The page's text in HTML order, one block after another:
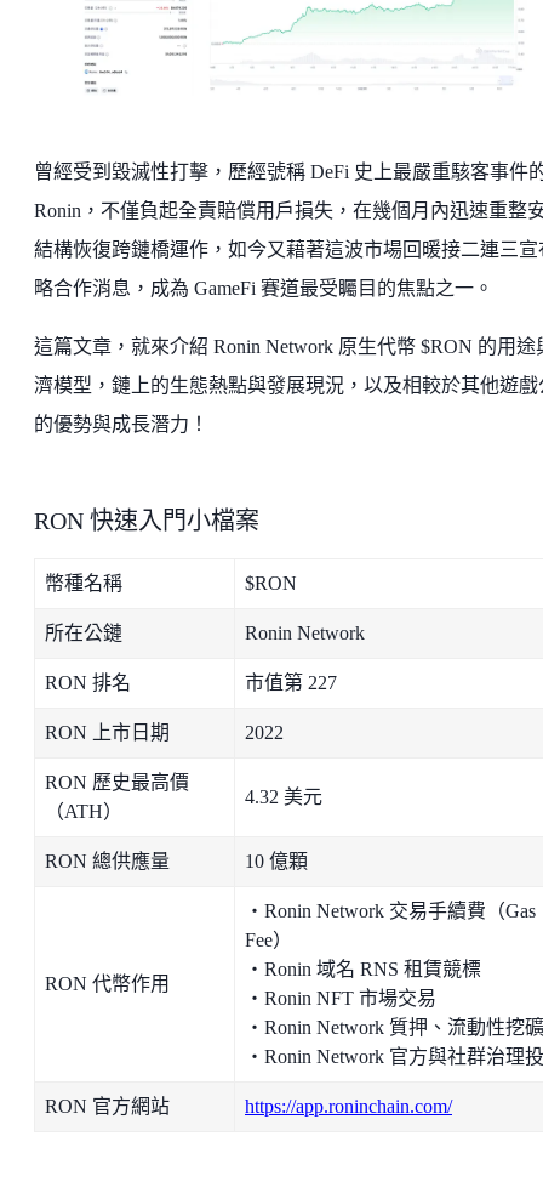
曾經受到毀滅性打擊，歷經號稱 DeFi 史上最嚴重駭客事件
Ronin，不僅負起全責賠償用戶損失，在幾個月內迅速重整
結構恢復跨鏈橋運作，如今又藉著這波市場回暖接二連三宣
略合作消息，成為 GameFi 賽道最受矚目的焦點之一。
這篇文章，就來介紹 Ronin Network 原生代幣 $RON 的用途
濟模型，鏈上的生態熱點與發展現況，以及相較於其他遊戲
的優勢與成長潛力！
RON 快速入門小檔案
幣種名稱 $RON
所在公鏈 Ronin Network
RON 排名 市值第 227
RON 上市日期 2022
RON 歷史最高價
（ATH）
4.32 美元
RON 總供應量 10 億顆
RON 代幣作用
・Ronin Network 交易手續費（Gas
Fee）
・Ronin 域名 RNS 租賃競標
・Ronin NFT 市場交易
・Ronin Network 質押、流動性挖礦
・Ronin Network 官方與社群治理
RON 官方網站 https://app.roninchain.com/